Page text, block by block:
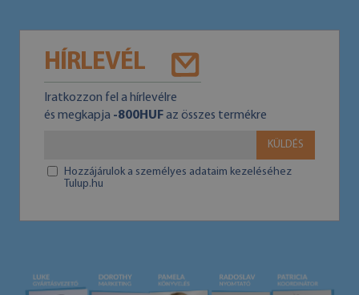
HÍRLEVÉL
Iratkozzon fel a hírlevélre
és megkapja -800HUFaz összes termékre
KÜLDÉS
Hozzájárulok a személyes adataim kezeléséhez
Tulup.hu